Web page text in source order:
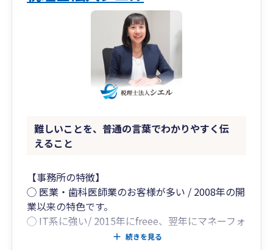
難しいことを、普通の言葉でわかりやすく伝
えること
【事務所の特徴】
◯ 医業・歯科医師業のお客様が多い / 2008年の開
業以来の特色です。
◯ IT系に強い/ 2015年にfreee、翌年にマネーフォ
続きを見る